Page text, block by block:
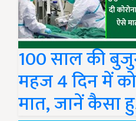
100 साल की
महज 4 दिन में
मात, जानें कैसा